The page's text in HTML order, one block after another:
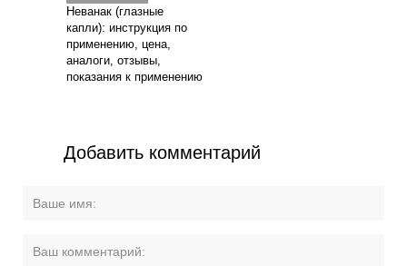
Неванак (глазные
капли): инструкция по
применению, цена,
аналоги, отзывы,
показания к применению
Добавить комментарий